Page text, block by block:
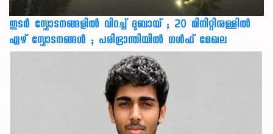
തുടർ സ്ഫോടനങ്ങളിൽ വിറച്ച് ദുബായ് ; 20 മിനിറ്റിനുള്ളിൽ
ഏഴ് സ്ഫോടനങ്ങൾ ; പരിഭ്രാന്തിയിൽ ഗൾഫ് മേഖല